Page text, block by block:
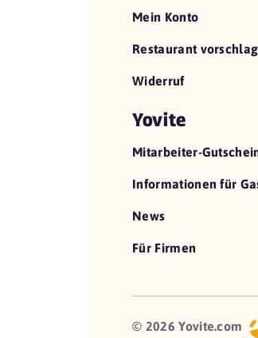
Mein Konto
Restaurant
Widerruf
Yovite
Mitarbeiter-
Informationen für
News
Für Firmen
© 2026 Yovite.com